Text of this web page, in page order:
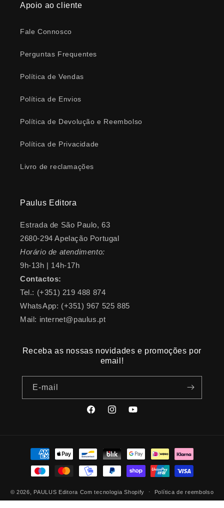
Apoio ao cliente
Fale Connosco
Perguntas Frequentes
Política de Vendas
Política de Envios
Política de Devolução e Reembolso
Política de Privacidade
Livro de reclamações
Paulus Editora
Estrada de São Paulo, 63
2680-294 Apelação Portugal
Horário de atendimento:
9h-13h | 14h-17h
Contactos:
Tel.: (+351) 219 488 874
WhatsApp: (+351) 967 525 885
Mail: internet@paulus.pt
Receba as nossas novidades e promoções por
email!
E-mail
FacebookInstagramYouTube
Métodos
pagamento
© 2026, PAULUS Editora Com tecnologia Shopify Política de reembolso